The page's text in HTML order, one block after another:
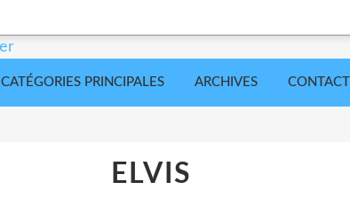
CATÉGORIES PRINCIPALES ARCHIVES CONTACT
ELVIS